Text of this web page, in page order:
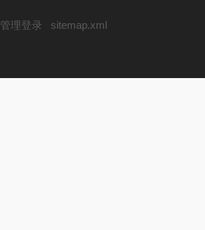
管理登录 sitemap.xml